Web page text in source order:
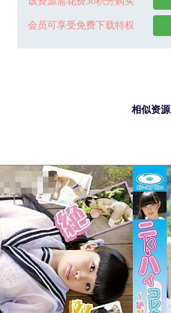
会员可享受免费下载特权
相似资源